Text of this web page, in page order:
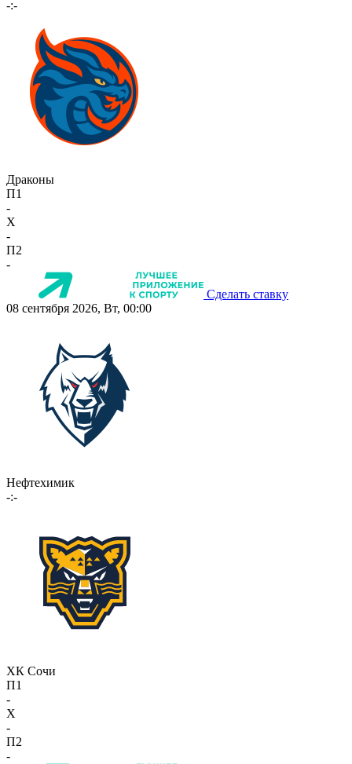
-:-
Драконы
П1
-
X
-
П2
-
Сделать ставку
08 сентября 2026, Вт, 00:00
Нефтехимик
-:-
ХК Сочи
П1
-
X
-
П2
-